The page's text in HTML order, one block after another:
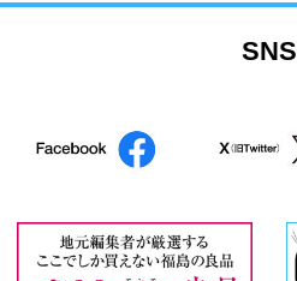
SNS